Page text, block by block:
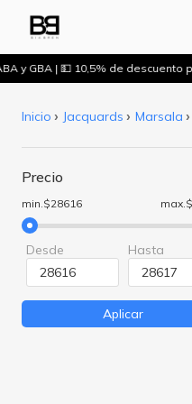
y GBA | 💵 10,5% de
Inicio Jacquards Marsala
Precio
min.$28616
Desde Hasta
Aplicar